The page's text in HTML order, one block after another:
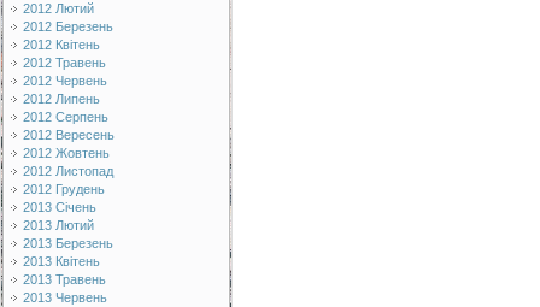
2012 Лютий
2012 Березень
2012 Квітень
2012 Травень
2012 Червень
2012 Липень
2012 Серпень
2012 Вересень
2012 Жовтень
2012 Листопад
2012 Грудень
2013 Січень
2013 Лютий
2013 Березень
2013 Квітень
2013 Травень
2013 Червень